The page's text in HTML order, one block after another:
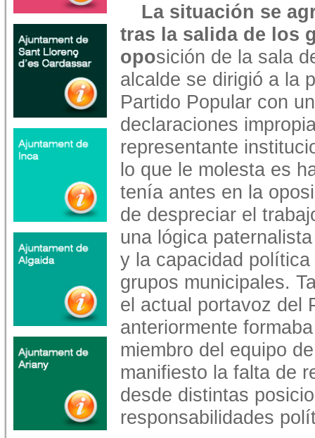
La situación se
tras la salida de los
oposición de la sala
alcalde se dirigió a la
Partido Popular con
declaraciones
representante
lo que le molesta es
tenía antes en la
de despreciar el
una lógica
y la capacidad
grupos municipales.
el actual portavoz del
anteriormente
miembro del equipo
manifiesto la falta de
desde distintas
responsabilidades